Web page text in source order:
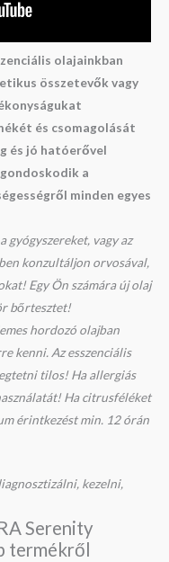
olajainkban
összetevők vagy
és csomagolását
és jó hatóerővel
a
minden egyes
gyógyszereket, vagy az
konzultáljon orvosával,
Egy Ön számára új olaj
bőrtesztet!
hordozó olajban
kenni. Az esszenciális
tilos! Ha allergiás
Ha citrusféléket
érintkezést min. 12 órán
kezelni,
Serenity
termékről